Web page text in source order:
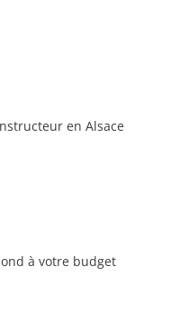
en Alsace
à votre budget